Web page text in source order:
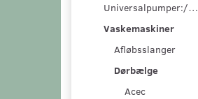
Universalpumper:/pumpesæt
Vaskemaskiner
Afløbsslanger
Dørbælge
Acec